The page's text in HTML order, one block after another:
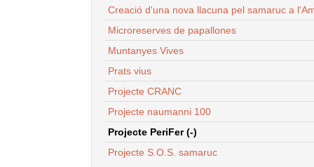
Creació d'una nova llacuna pel samaruc a
Microreserves de papallones
Muntanyes Vives
Prats vius
Projecte CRANC
Projecte naumanni 100
Projecte PeriFer (-)
Projecte S.O.S. samaruc